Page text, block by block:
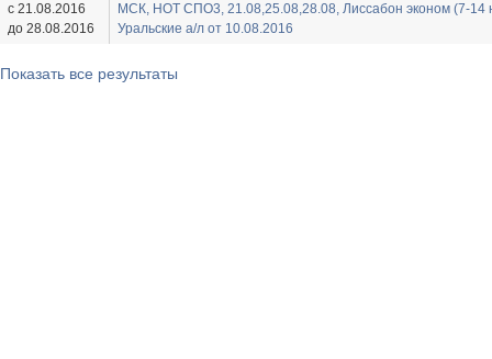
с 21.08.2016
до 28.08.2016
МСК, HOT СПО3, 21.08,25.08,28.08, Лиссабон эконом (7-14
Уральские а/л от 10.08.2016
Показать все результаты